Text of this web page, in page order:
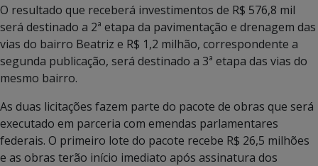
O resultado que receberá investimentos de R$ 576,8 mil
será destinado a 2ª etapa da pavimentação e drenagem das
vias do bairro Beatriz e R$ 1,2 milhão, correspondente a
segunda publicação, será destinado a 3ª etapa das vias do
mesmo bairro.
As duas licitações fazem parte do pacote de obras que será
executado em parceria com emendas parlamentares
federais. O primeiro lote do pacote recebe R$ 26,5 milhões
e as obras terão início imediato após assinatura dos